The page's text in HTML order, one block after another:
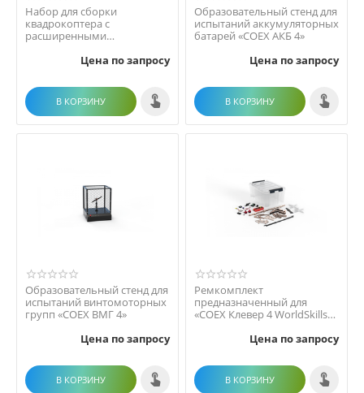
Набор для сборки
квадрокоптера с
расширенными
программирования «COEX
Цена по запросу
В КОРЗИНУ
Образовательный стенд для
испытаний аккумуляторных
батарей «COEX АКБ 4»
Цена по запросу
В КОРЗИНУ
Образовательный стенд для
испытаний винтомоторных
групп «COEX ВМГ 4»
Цена по запросу
В КОРЗИНУ
Ремкомплект
предназначенный для
«COEX Клевер 4 WorldSkills
Цена по запросу
В КОРЗИНУ